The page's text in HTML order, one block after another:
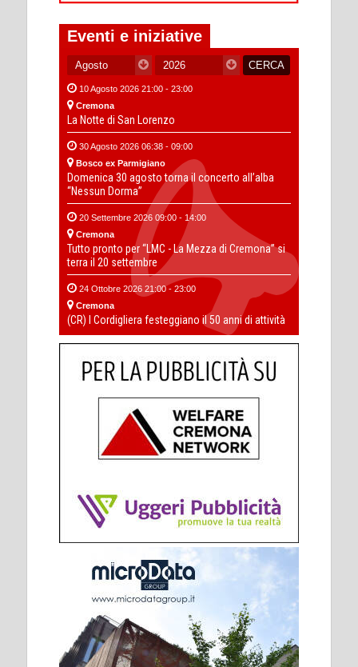
Eventi e iniziative
10 Agosto 2026 21:00 - 23:00
Cremona
La Notte di San Lorenzo
30 Agosto 2026 06:38 - 09:00
Bosco ex Parmigiano
Domenica 30 agosto torna il concerto all’alba
“Nessun Dorma”
20 Settembre 2026 09:00 - 14:00
Cremona
Tutto pronto per “LMC - La Mezza di Cremona” si
terra il 20 settembre
24 Ottobre 2026 21:00 - 23:00
Cremona
(CR) I Cordigliera festeggiano il 50 anni di attività